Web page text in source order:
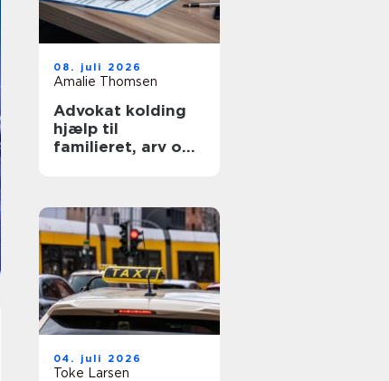
08. juli 2026
Amalie Thomsen
Advokat kolding
hjælp til
familieret, arv og
04. juli 2026
Toke Larsen